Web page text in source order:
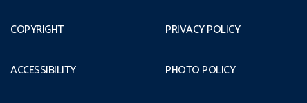
COPYRIGHT
ACCESSIBILITY
PRIVACY POLICY
PHOTO POLICY